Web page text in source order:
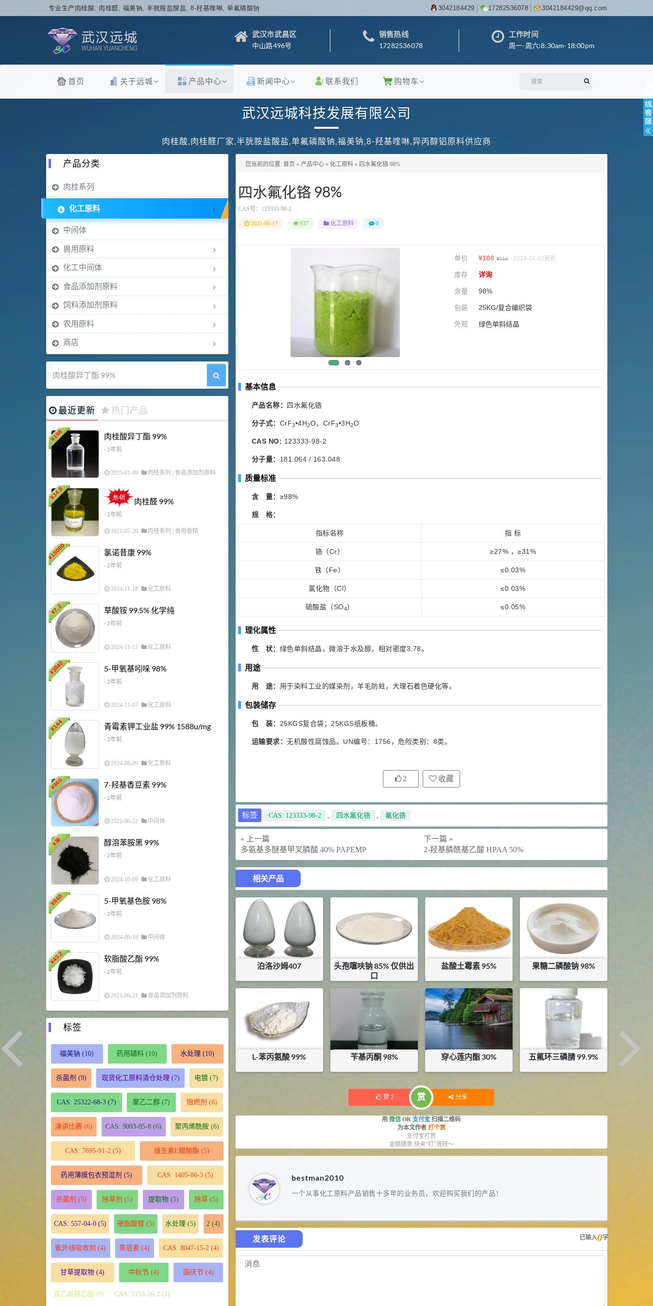
专业生产肉桂酸, 肉桂醛, 福美钠, 半胱胺盐酸盐, 8-羟基喹啉, 单氟磷酸钠 3042184429 17282536078 3042184429@qq.com
武汉市武昌区
中山路496号
销售热线
17282536078
工作时间
周一-周六:8:30am-18:00pm
首页 关于远城 产品中心 新闻中心 联系我们 购物车
武汉远城科技发展有限公司
肉桂酸,肉桂醛厂家,半胱胺盐酸盐,单氟磷酸钠,福美钠,8-羟基喹啉,异丙醇铝原料供应商
您当前的位置: 首页 » 产品中心 » 化工原料 » 四水氟化铬 98%
四水氟化铬 98%
CAS号： 123333-98-2
2021-06-17 937 化工原料 0
单价 ¥108 ¥110 2024-04-02更新
库存 详询
含量 98%
包装 25KG/复合编织袋
外观 绿色单斜结晶
基本信息
产品名称： 四水氟化铬
分子式： CrF3•4H2O，CrF3•3H2O
CAS NO: 123333-98-2
分子量： 181.064 / 163.048
质量标准
含 量： ≥98%
规 格：
指标名称 指 标
铬（Cr） ≥27% ，≥31%
铁（Fe） ≤0.03%
氯化物（Cl） ≤0.03%
硫酸盐（SO4） ≤0.05%
理化属性
性 状： 绿色单斜结晶，微溶于水及醇，相对密度3.78。
用途
用 途： 用于染料工业的媒染剂，羊毛防蛀，大理石着色硬化等。
包装储存
包 装： 25KGS复合袋；25KGS纸板桶。
运输要求： 无机酸性腐蚀品。UN编号：1756，危险类别：8类。
2 收藏
标签 CAS: 123333-98-2 , 四水氟化铬 , 氟化铬
« 上一篇
多氨基多醚基甲叉膦酸 40% PAPEMP
下一篇 »
2-羟基膦酰基乙酸 HPAA 50%
相关产品
泊洛沙姆407
¥64
头孢噻呋钠 85% 仅供出
口
775
库存：0.9KG
盐酸土霉素 95%
¥120
果糖二磷酸钠 98%
¥75
库存：10.5KG
L-苯丙氨酸 99% 苄基丙酮 98%
库存：1KG
穿心莲内酯 30%
库存：1.1KG
五氟环三磷腈 99.9%
赞 2 赏 分享
用 微信 OR 支付宝 扫描二维码
为本文作者 打个赏
支付宝打赏
金额随意 快来“打”我呀～
bestman2010
一个从事化工原料产品销售十多年的业务员，欢迎购买我们的产品！
发表评论 已输入0字
产品分类
肉桂系列
化工原料
中间体
兽用原料
化工中间体
食品添加剂原料
饲料添加剂原料
农用原料
商店
肉桂醛 99%
最近更新 热门产品
¥
198 肉桂酸异丁酯 99%
- 2年前
2025-01-09 肉桂系列 食品添加剂原料
¥
34.8
肉桂醛 99%
- 2年前
2021-07-20 肉桂系列 | 食用香精
¥
18000 氯诺昔康 99%
- 2年前
2024-11-18 化工原料
¥
7.2 草酸铵 99.5% 化学纯
- 2年前
2024-11-12 化工原料
¥
3840 5-甲氧基吲哚 98%
- 2年前
2024-11-07 化工原料
¥
144 青霉素钾工业盐 99% 1588u/mg
- 2年前
2024-08-09 化工原料
¥
960 7-羟基香豆素 99%
- 2年前
2021-06-22 中间体
¥
36 醇溶苯胺黑 99%
- 2年前
2024-10-09 化工原料
¥
840 5-甲氧基色胺 98%
- 2年前
2024-09-18 中间体
¥
43.2 软脂酸乙酯 99%
- 2年前
2021-06-21 食品添加剂原料
2 乙酸橙花酯 99%
化工原料
多效唑 90%
2021-07-07 植物生长调节剂
N-羟甲基丙烯酰胺 98% NMA
2021-06-22 化工原料
92 5
对甲氧基苯甲醛（茴香醛）
2021-06-19 化工原料
6
S-羧甲基-L-半胱氨酸(羧甲司坦)
98.5%
2021-05-25 食品添加剂原料
11.25
浏览量 - 1.55w
475 硬脂富马酸钠 99%
浏览量 - 1.54w
2021-06-19 化工原料
34.8 10 DL-蛋氨酸 99%
浏览量 - 1.48w
食品添加剂原料
标签
福美钠 (10) 药用辅料 (10) 水处理 (10)
杀菌剂 (9) 现货化工原料清仓处理 (7) 电镀 (7)
CAS: 25322-68-3(7) 聚乙二醇(7) 阻燃剂 (6)
演讲比赛 (6) CAS: 9003-05-8 (6) 聚丙烯酰胺(6)
CAS: 7695-91-2 (5) 维生素E醋酸酯 (5)
药用薄膜包衣预混剂 (5) CAS: 1405-86-3(5)
杀菌剂 (5) 除草剂 (5) 提取物(5) 除草(5)
CAS: 557-04-0(5) 硬脂酸镁(5) 水处理 (5) 2 (4)
紫外线吸收剂 (4) 茶皂素 (4) CAS: 8047-15-2 (4)
甘草提取物 (4) 中秋节 (4) 国庆节(4)
双乙氧基乙醚 (0) CAS: 3153-26-2 (1)